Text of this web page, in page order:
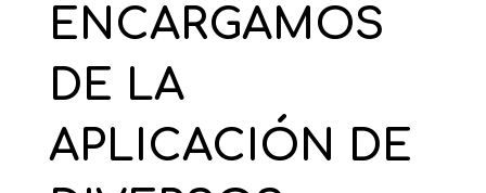
ENCARGAMOS
DE LA
APLICACIÓN DE